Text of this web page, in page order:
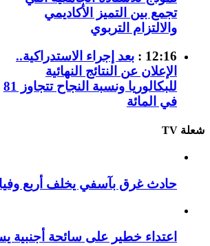
تجمع بين التميز الأكاديمي
والالتزام التربوي
12:16 :
بعد إجراء الاستدراكية..
الإعلان عن النتائج النهائية
للبكالوريا ونسبة النجاح تتجاوز 81
في المائة
شعلة TV
حادث غرق بآسفي يخلف أربع
اعتداء خطير على سائحة